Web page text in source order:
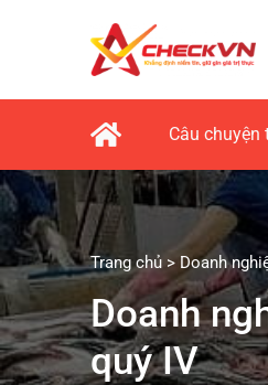
Câu chuyện
Trang chủ> Doanh
Doanh
quý IV